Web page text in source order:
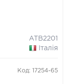
ATB2201
Італія
Код: 17254-65